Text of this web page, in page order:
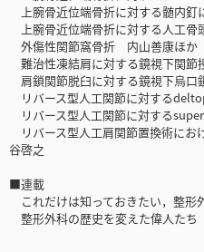
上腕骨近位端骨折に対する髄内
上腕骨近位端骨折に対する人工
外傷性関節窩骨折 内山善康ほか
難治性凍結肩に対する鏡視下関
肩鎖関節脱臼に対する鏡視下烏
リバース型人工関節に対する
リバース型人工関節に対する
リバース型人工肩関節置換術に
谷啓之
■連載
これだけは知っておきたい，整
整形外科の歴史を変えた偉人た